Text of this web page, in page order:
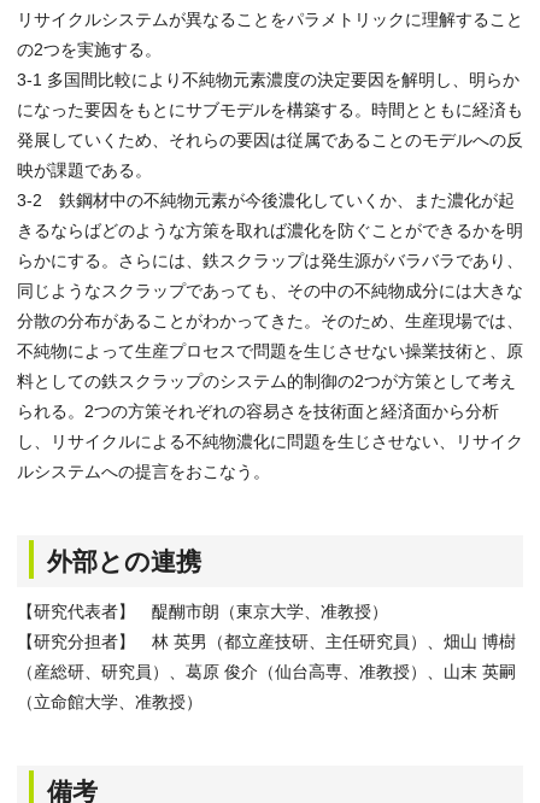
リサイクルシステムが異なることをパラメトリックに理解すること
の2つを実施する。
3-1 多国間比較により不純物元素濃度の決定要因を解明し、明らか
になった要因をもとにサブモデルを構築する。時間とともに経済も
発展していくため、それらの要因は従属であることのモデルへの反
映が課題である。
3-2 鉄鋼材中の不純物元素が今後濃化していくか、また濃化が起
きるならばどのような方策を取れば濃化を防ぐことができるかを明
らかにする。さらには、鉄スクラップは発生源がバラバラであり、
同じようなスクラップであっても、その中の不純物成分には大きな
分散の分布があることがわかってきた。そのため、生産現場では、
不純物によって生産プロセスで問題を生じさせない操業技術と、原
料としての鉄スクラップのシステム的制御の2つが方策として考え
られる。2つの方策それぞれの容易さを技術面と経済面から分析
し、リサイクルによる不純物濃化に問題を生じさせない、リサイク
ルシステムへの提言をおこなう。
外部との連携
【研究代表者】 醍醐市朗（東京大学、准教授）
【研究分担者】 林 英男（都立産技研、主任研究員）、畑山 博樹
（産総研、研究員）、葛原 俊介（仙台高専、准教授）、山末 英嗣
（立命館大学、准教授）
備考